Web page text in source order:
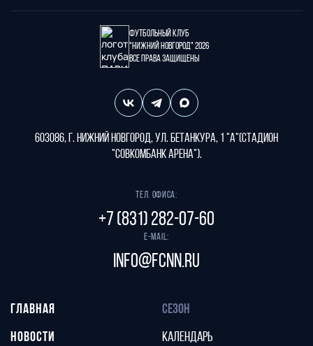
Футбольный клуб
"Нижний Новгород" 2026
Все права защищены
603086, г. Нижний Новгород, ул. Бетанкура, 1 "А"(стадион
"СОВКОМБАНК АРЕНА").
Тел. офиса:
+7 (831) 282-07-60
E-mail:
info@fcnn.ru
ГЛАВНАЯ
НОВОСТИ
СЕЗОН
КАЛЕНДАРЬ